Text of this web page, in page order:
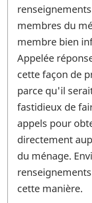
membres du
membre bien
Appelée
cette façon de
parce qu'il
fastidieux de
appels pour
directement
du ménage.
cette manière.